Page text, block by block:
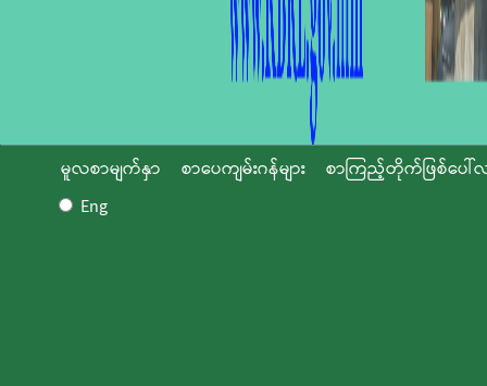
မူလစာမျက်နှာ စာပေကျမ်းဂန်များ
စာကြည့်တိုက်ဖြစ်ပေါ်
Eng